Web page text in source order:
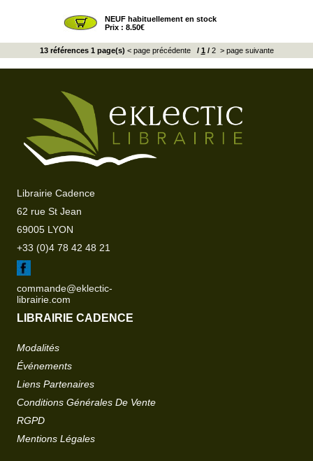
NEUF habituellement en stock
Prix : 8.50€
13 références 1 page(s) < page précédente/ 1 /2 > page suivante
Librairie Cadence
62 rue St Jean
69005 LYON
+33 (0)4 78 42 48 21
commande@eklectic-
librairie.com
LIBRAIRIE CADENCE
Modalités
Événements
Liens Partenaires
Conditions Générales De Vente
RGPD
Mentions Légales